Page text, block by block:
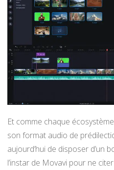
Et comme chaque
son format audio de
aujourd’hui de disposer d’un
l’instar de Movavi pour ne